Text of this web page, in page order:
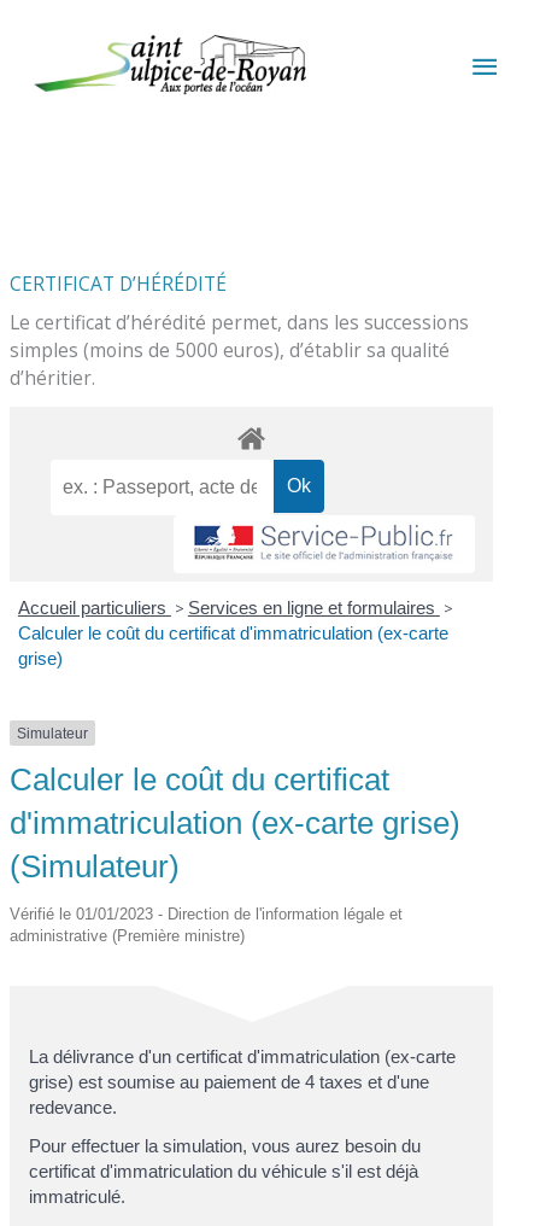
CERTIFICAT D’HÉRÉDITÉ
Le certificat d’hérédité permet, dans les successions
simples (moins de 5000 euros), d’établir sa qualité
d’héritier.
Accueil particuliers > Services en ligne et formulaires >
Calculer le coût du certificat d'immatriculation (ex-carte
grise)
Simulateur
Calculer le coût du certificat
d'immatriculation (ex-carte grise)
(Simulateur)
Vérifié le 01/01/2023 - Direction de l'information légale et
administrative (Première ministre)
La délivrance d'un certificat d'immatriculation (ex-carte
grise) est soumise au paiement de 4 taxes et d'une
redevance.
Pour effectuer la simulation, vous aurez besoin du
certificat d'immatriculation du véhicule s'il est déjà
immatriculé.